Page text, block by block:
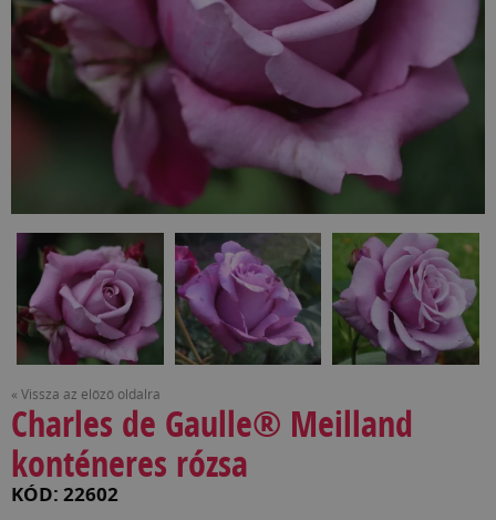
« Vissza az előző oldalra
Charles de Gaulle® Meilland
konténeres rózsa
KÓD: 22602